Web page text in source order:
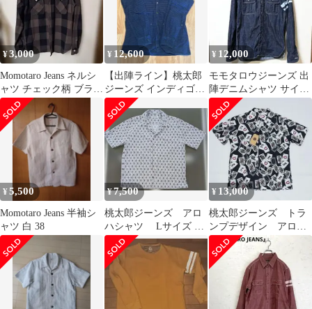
¥3,000
Momotaro Jeans ネルシ
ャツ チェック柄 ブラウ
ン 38 格安美品
¥ 12,600
【出陣ライン】桃太郎
ジーンズ インディゴ
ワークカーディガン 40
¥ 12,000
モモタロウジーンズ 出
陣デニムシャツ サイズ
38
¥5,500
Momotaro Jeans 半袖シ
ャツ 白 38
¥7,500
桃太郎ジーンズ アロ
ハシャツ Lサイズ
日本製
¥ 13,000
桃太郎ジーンズ トラ
ンプデザイン アロハ
シャツ M ブラック